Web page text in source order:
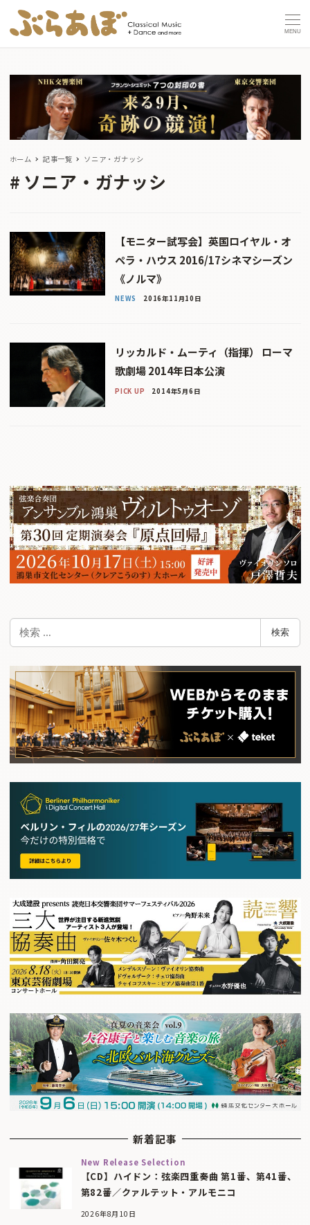
MENU
ホーム 記事一覧 ソニア・ガナッシ
ソニア・ガナッシ
【モニター試写会】英国ロイヤル・オ
ペラ・ハウス 2016/17シネマシーズン
《ノルマ》
NEWS 2016年11月10日
リッカルド・ムーティ（指揮） ローマ
歌劇場 2014年日本公演
PICK UP 2014年5月6日
検
検索
新着記事
New Release Selection
【CD】ハイドン：弦楽四重奏曲 第1番、第41番、
第82番／クァルテット・アルモニコ
2026年8月10日